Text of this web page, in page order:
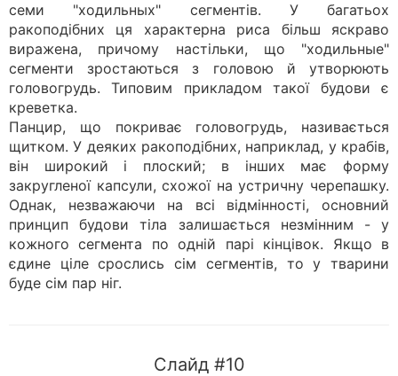
семи "ходильных" сегментів. У багатьох
ракоподібних ця характерна риса більш яскраво
виражена, причому настільки, що "ходильные"
сегменти зростаються з головою й утворюють
головогрудь. Типовим прикладом такої будови є
креветка.
Панцир, що покриває головогрудь, називається
щитком. У деяких ракоподібних, наприклад, у крабів,
він широкий і плоский; в інших має форму
закругленої капсули, схожої на устричну черепашку.
Однак, незважаючи на всі відмінності, основний
принцип будови тіла залишається незмінним - у
кожного сегмента по одній парі кінцівок. Якщо в
єдине ціле срослись сім сегментів, то у тварини
буде сім пар ніг.
Слайд #10